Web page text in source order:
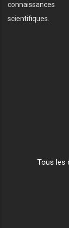
connaissances
scientifiques.
Tous les